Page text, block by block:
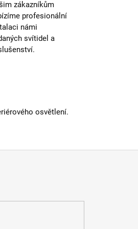
zákazníkům
profesionální
námi
svítidel a
osvětlení.